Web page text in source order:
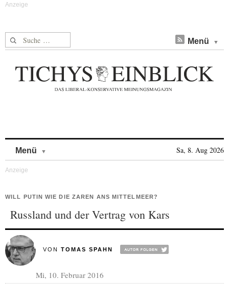
Suche nach: Menü
Menü Sa, 8. Aug 2026
WILL PUTIN WIE DIE ZAREN ANS MITTELMEER?
Russland und der Vertrag von Kars
VON TOMAS SPAHN
Mi, 10. Februar 2016